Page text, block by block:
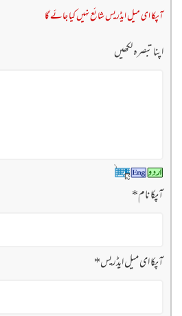
آپکا ای میل ایڈریس شائع نہیں کیا جائے گا
اپنا تبصرہ لکھیں
آپکا نام*
آپکا ای میل ایڈریس*